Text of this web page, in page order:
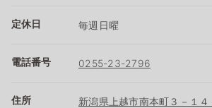
定休日 毎週日曜
電話番号 0255-23-2796
住所 新潟県上越市南本町３－１４